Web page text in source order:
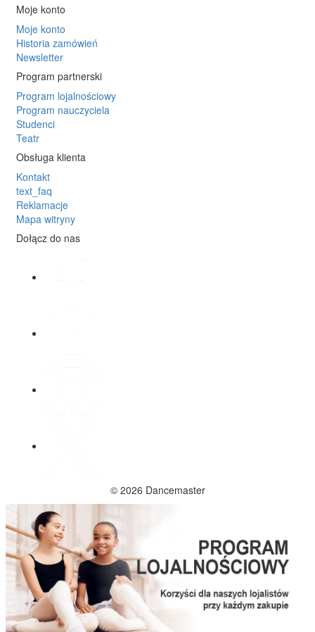
Moje konto
Moje konto
Historia zamówień
Newsletter
Program partnerski
Program lojalnościowy
Program nauczyciela
Studenci
Teatr
Obsługa klienta
Kontakt
text_faq
Reklamacje
Mapa witryny
Dołącz do nas
© 2026 Dancemaster